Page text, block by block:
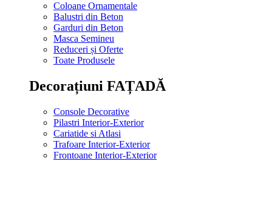
Coloane Ornamentale
Balustri din Beton
Garduri din Beton
Masca Semineu
Reduceri și Oferte
Toate Produsele
Decorațiuni FAȚADĂ
Console Decorative
Pilastri Interior-Exterior
Cariatide si Atlasi
Trafoare Interior-Exterior
Frontoane Interior-Exterior